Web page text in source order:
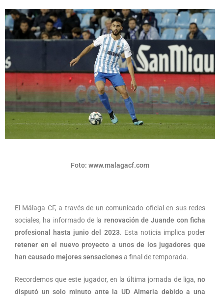
Foto: www.malagacf.com
El Málaga CF, a través de un comunicado oficial en sus redes
sociales, ha informado de la renovación de Juande con ficha
profesional hasta junio del 2023. Esta noticia implica poder
retener en el nuevo proyecto a unos de los jugadores que
han causado mejores sensacionesa final de temporada.
Recordemos que este jugador, en la última jornada de liga, no
disputó un solo minuto ante la UD Almeria debido a una